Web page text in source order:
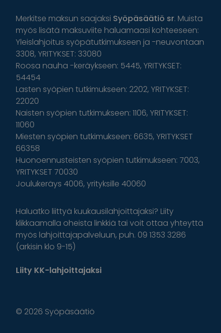
Merkitse maksun saajaksi Syöpäsäätiö sr. Muista
myös lisätä maksuviite haluamaasi kohteeseen:
Yleislahjoitus syöpätutkimukseen ja -neuvontaan
3308, YRITYKSET: 33080
Roosa nauha -keräykseen: 5445, YRITYKSET:
54454
Lasten syöpien tutkimukseen: 2202, YRITYKSET:
22020
Naisten syöpien tutkimukseen: 1106, YRITYKSET:
11060
Miesten syöpien tutkimukseen: 6635, YRITYKSET
66358
Huonoennusteisten syöpien tutkimukseen: 7003,
YRITYKSET 70030
Joulukeräys 4006, yrityksille 40060
Haluatko liittyä kuukausilahjoittajaksi? Liity
klikkaamalla oheista linkkiä tai voit ottaa yhteyttä
myös lahjoittajapalveluun, puh. 09 1353 3286
(arkisin klo 9-15)
Liity KK-lahjoittajaksi
© 2026 Syöpäsäätiö